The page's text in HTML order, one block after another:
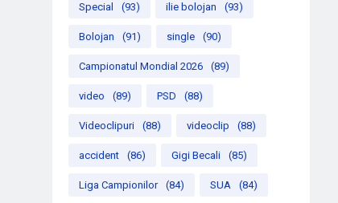
Special (93) ilie bolojan (93)
Bolojan (91) single (90)
Campionatul Mondial 2026 (89)
video (89) PSD (88)
Videoclipuri (88) videoclip (88)
accident (86) Gigi Becali (85)
Liga Campionilor (84) SUA (84)